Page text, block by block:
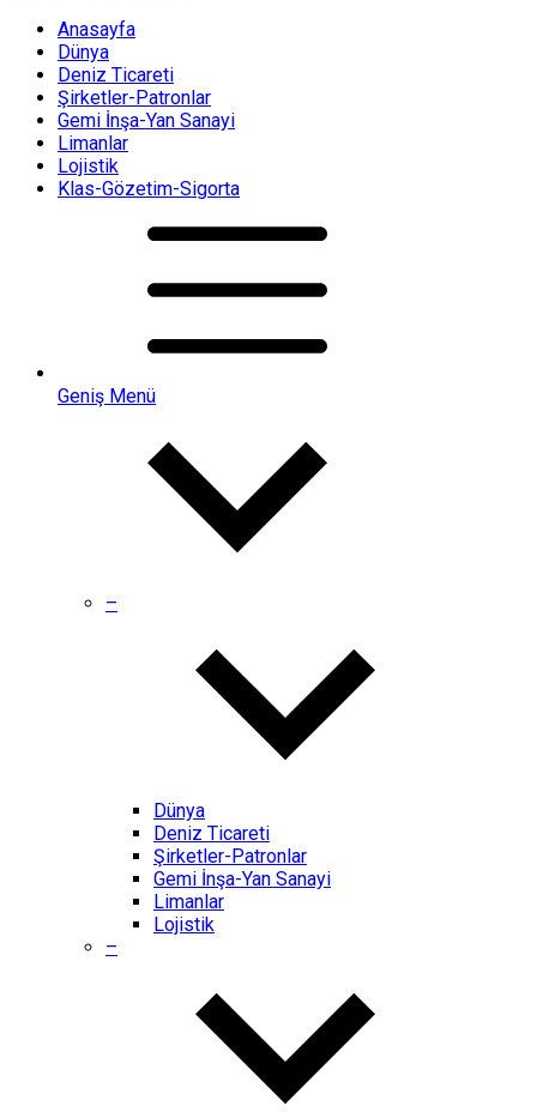
Anasayfa
Dünya
Deniz Ticareti
Şirketler-Patronlar
Gemi İnşa-Yan Sanayi
Limanlar
Lojistik
Klas-Gözetim-Sigorta
Geniş Menü
–
Dünya
Deniz Ticareti
Şirketler-Patronlar
Gemi İnşa-Yan Sanayi
Limanlar
Lojistik
–